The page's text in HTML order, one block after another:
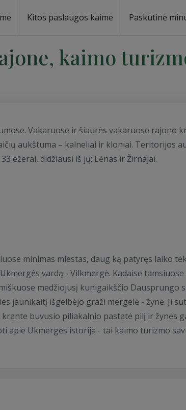
Kitos paslaugos kaime Paskutinė
kaimo
Vakaruose ir šiaurės vakaruose rajono
aukštuma – kalneliai ir kloniai. Teritorijos
ežerai, didžiausi iš jų: Lėnas ir Žirnajai.
minimas miestas, daug ką patyręs laiko
vardą - Vilkmergė. Kadaise
medžiojusį kunigaikščio Dausprungo
jaunikaitį išgelbėjo graži mergelė - žynė. Ji
buvusio piliakalnio pastatė pilį ir žynės
apie Ukmergės istorija - tai kaimo turizmo